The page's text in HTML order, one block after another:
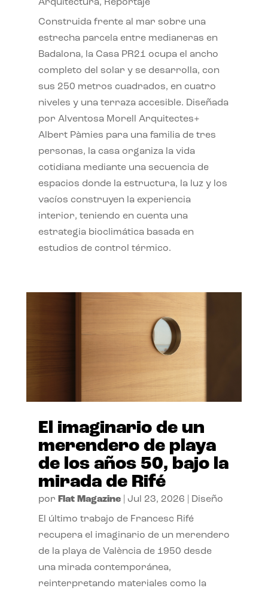
Arquitectura, Reportaje
Construida frente al mar sobre una
estrecha parcela entre medianeras en
Badalona, la Casa PR21 ocupa el ancho
completo del solar y se desarrolla, con
sus 250 metros cuadrados, en cuatro
niveles y una terraza accesible. Diseñada
por Alventosa Morell Arquitectes+
Albert Pàmies para una familia de tres
personas, la casa organiza la vida
cotidiana mediante una secuencia de
espacios donde la estructura, la luz y los
vacíos construyen la experiencia
interior, teniendo en cuenta una
estrategia bioclimática basada en
estudios de control térmico.
El imaginario de un
merendero de playa
de los años 50, bajo la
mirada de Rifé
por Flat Magazine| Jul 23, 2026 Diseño
El último trabajo de Francesc Rifé
recupera el imaginario de un merendero
de la playa de València de 1950 desde
una mirada contemporánea,
reinterpretando materiales como la